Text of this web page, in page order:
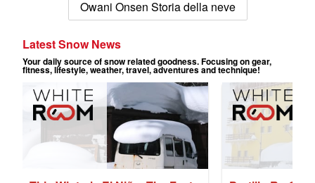
Owani Onsen Storia della neve